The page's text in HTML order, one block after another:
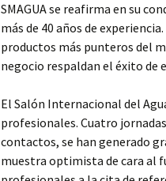
SMAGUA se reafirma en su
más de 40 años de
productos más punteros del
negocio respaldan el éxito de
El Salón Internacional del
profesionales. Cuatro
contactos, se han generado
muestra optimista de cara al